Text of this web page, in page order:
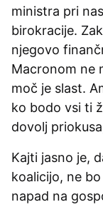
ministra pri
birokracije.
njegovo
Macronom ne
moč je slast.
ko bodo vsi ti
dovolj
Kajti jasno je,
koalicijo, ne
napad na